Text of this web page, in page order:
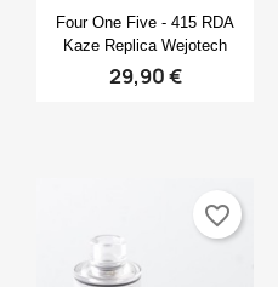
Anteprima
Four One Five - 415 RDA
Kaze Replica Wejotech
29,90 €
favorite_border